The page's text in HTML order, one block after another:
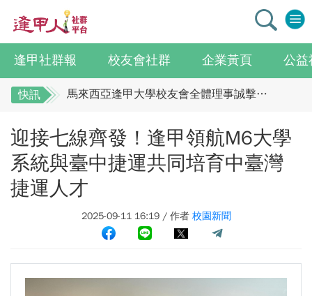
逢甲社群報 校友會社群 企業黃頁 公益
快訊
馬來西亞逢甲大學校友會全體理事誠擊祝賀 ：江蘇年會圓滿成功！
迎接七線齊發！逢甲領航M6大學系統與臺中捷運共同培育中臺灣捷運人才
逢甲國貿99級校友 李樺仙 學姐
【逢甲經濟人會訊】9月號出刊
【轉載】麗明營造第24屆公益捐血9月10日登場 歡迎企業踴躍參與
賀江蘇校友分會
馬來西亞逢甲大學校友會全體理事誠擊祝賀 ：
江蘇年會圓滿成功！
全校社團博覽會2.0 精彩片段
迎接七線齊發！逢甲領航M6大學系統與臺中捷
運共同培育中臺灣捷運人才
逢甲國貿99級校友 李樺仙 學姐
迎接七線齊發！逢甲領航M6大學
系統與臺中捷運共同培育中臺灣
捷運人才
2025-09-11 16:19 / 作者 校園新聞